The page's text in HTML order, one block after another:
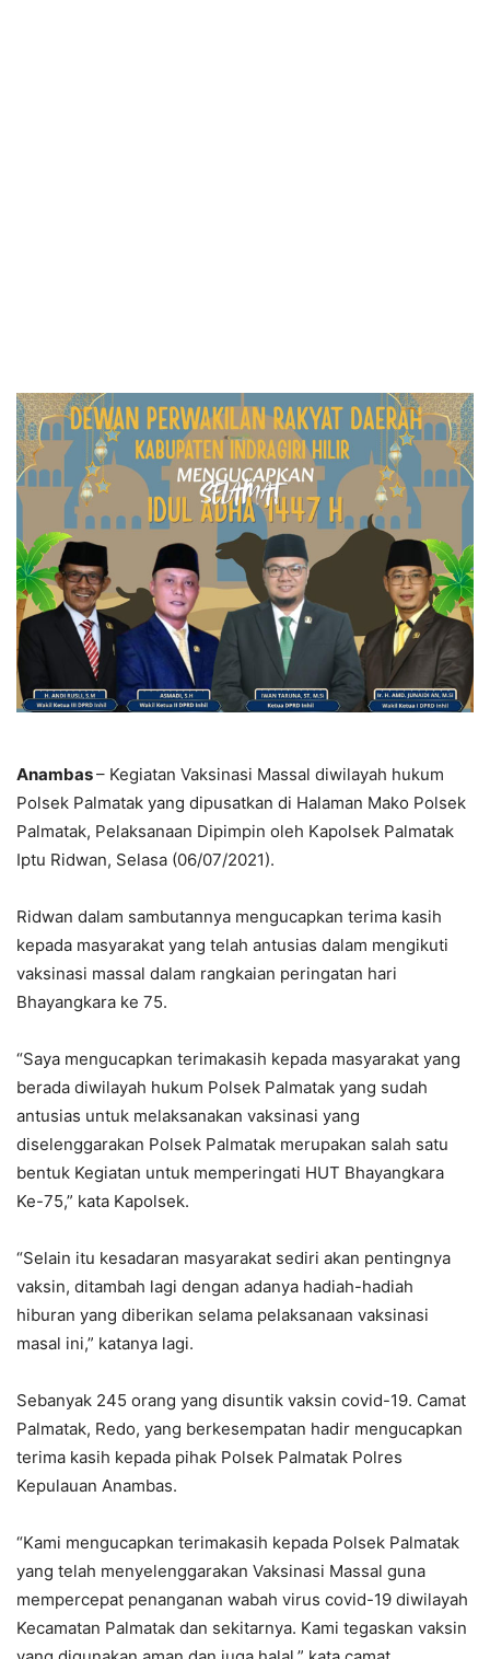
Anambas– Kegiatan Vaksinasi Massal diwilayah hukum
Polsek Palmatak yang dipusatkan di Halaman Mako Polsek
Palmatak, Pelaksanaan Dipimpin oleh Kapolsek Palmatak
Iptu Ridwan, Selasa (06/07/2021).
Ridwan dalam sambutannya mengucapkan terima kasih
kepada masyarakat yang telah antusias dalam mengikuti
vaksinasi massal dalam rangkaian peringatan hari
Bhayangkara ke 75.
“Saya mengucapkan terimakasih kepada masyarakat yang
berada diwilayah hukum Polsek Palmatak yang sudah
antusias untuk melaksanakan vaksinasi yang
diselenggarakan Polsek Palmatak merupakan salah satu
bentuk Kegiatan untuk memperingati HUT Bhayangkara
Ke-75,” kata Kapolsek.
“Selain itu kesadaran masyarakat sediri akan pentingnya
vaksin, ditambah lagi dengan adanya hadiah-hadiah
hiburan yang diberikan selama pelaksanaan vaksinasi
masal ini,” katanya lagi.
Sebanyak 245 orang yang disuntik vaksin covid-19. Camat
Palmatak, Redo, yang berkesempatan hadir mengucapkan
terima kasih kepada pihak Polsek Palmatak Polres
Kepulauan Anambas.
“Kami mengucapkan terimakasih kepada Polsek Palmatak
yang telah menyelenggarakan Vaksinasi Massal guna
mempercepat penanganan wabah virus covid-19 diwilayah
Kecamatan Palmatak dan sekitarnya. Kami tegaskan vaksin